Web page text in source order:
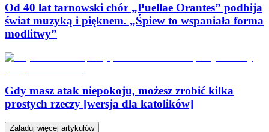
Od 40 lat tarnowski chór „Puellae Orantes” podbija
świat muzyką i pięknem. „Śpiew to wspaniała forma
modlitwy”
Gdy masz atak niepokoju, możesz zrobić kilka
prostych rzeczy [wersja dla katolików]
Załaduj więcej artykułów